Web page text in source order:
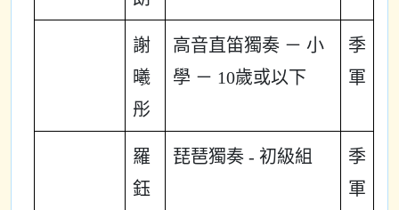
謝
曦
彤
高音直笛獨奏 － 小
學 － 10歲或以下
季
軍
羅
鈺
琵琶獨奏 - 初級組
季
軍